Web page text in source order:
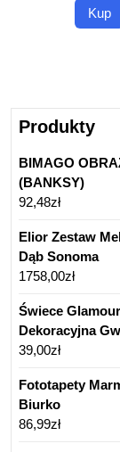
Kup
Produkty
BIMAGO
(BANKSY)
92,48zł
Elior Zestaw
Dąb Sonoma
1758,00zł
Świece
Dekoracyjna
39,00zł
Fototapety
Biurko
86,99zł